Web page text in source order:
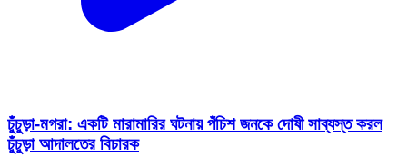
চুঁচুড়া-মগরা: একটি মারামারির ঘটনায় পঁচিশ জনকে দোষী সাব্যস্ত করল
চুঁচুড়া আদালতের বিচারক